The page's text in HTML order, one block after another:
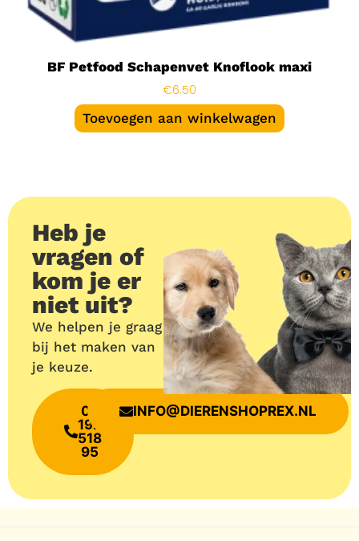
BF Petfood Schapenvet Knoflook maxi
€6.50
Toevoegen aan winkelwagen
Heb je
vragen of
kom je er
niet uit?
We helpen je graag
bij het maken van
je keuze.
06
192
518
95
INFO@DIERENSHOPREX.NL